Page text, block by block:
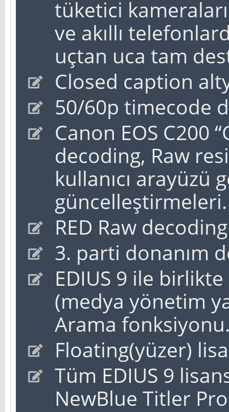
tüketici
ve akıllı
uçtan uca tam
Closed caption
50/60p timecode
Canon EOS C200
decoding, Raw
kullanıcı arayüzü
güncelleştirmeleri.
RED Raw
3. parti donanım
EDIUS 9 ile
(medya yönetim
Arama
Floating(yüzer)
Tüm EDIUS 9
NewBlue Titler